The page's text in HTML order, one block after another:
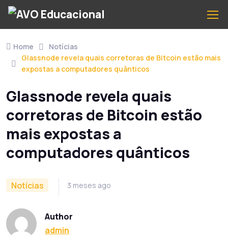
Home
Notícias
Glassnode revela quais corretoras de Bitcoin estão mais
expostas a computadores quânticos
Glassnode revela quais
corretoras de Bitcoin estão
mais expostas a
computadores quânticos
Notícias 3 meses ago
Author
admin